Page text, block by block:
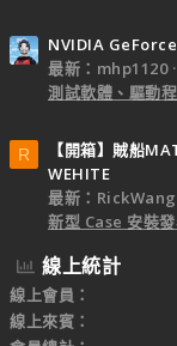
NVIDIA
最新：mhp1120
測試軟體、驅動
R
【開箱】賊船
WEHITE
最新：
新型 Case 安裝
線上統計
線上會員
線上來賓